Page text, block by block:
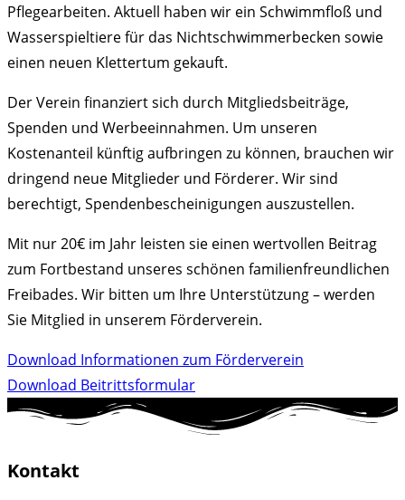
Pflegearbeiten. Aktuell haben wir ein Schwimmfloß und
Wasserspieltiere für das Nichtschwimmerbecken sowie
einen neuen Klettertum gekauft.
Der Verein finanziert sich durch Mitgliedsbeiträge,
Spenden und Werbeeinnahmen. Um unseren
Kostenanteil künftig aufbringen zu können, brauchen wir
dringend neue Mitglieder und Förderer. Wir sind
berechtigt, Spendenbescheinigungen auszustellen.
Mit nur 20€ im Jahr leisten sie einen wertvollen Beitrag
zum Fortbestand unseres schönen familienfreundlichen
Freibades. Wir bitten um Ihre Unterstützung – werden
Sie Mitglied in unserem Förderverein.
Download Informationen zum Förderverein
Download Beitrittsformular
Kontakt